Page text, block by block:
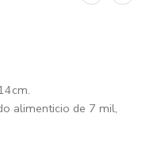
alimenticio de 7 mil,